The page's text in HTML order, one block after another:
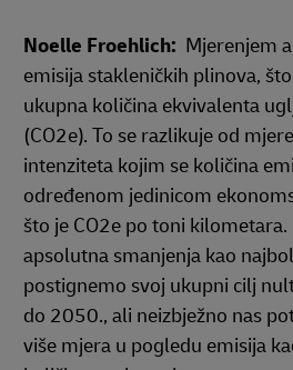
Noelle Froehlich: Mjerenjem
emisija stakleničkih plinova,
ukupna količina ekvivalenta
(CO2e). To se razlikuje od
intenziteta kojim se količina
određenom jedinicom
što je CO2e po toni
apsolutna smanjenja kao
postignemo svoj ukupni cilj
do 2050., ali neizbježno nas
više mjera u pogledu emisija